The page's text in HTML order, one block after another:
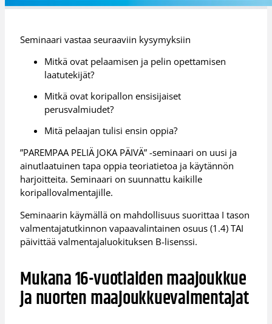
Seminaari vastaa seuraaviin kysymyksiin
Mitkä ovat pelaamisen ja pelin opettamisen
laatutekijät?
Mitkä ovat koripallon ensisijaiset
perusvalmiudet?
Mitä pelaajan tulisi ensin oppia?
”PAREMPAA PELIÄ JOKA PÄIVÄ” -seminaari on uusi ja
ainutlaatuinen tapa oppia teoriatietoa ja käytännön
harjoitteita. Seminaari on suunnattu kaikille
koripallovalmentajille.
Seminaarin käymällä on mahdollisuus suorittaa I tason
valmentajatutkinnon vapaavalintainen osuus (1.4) TAI
päivittää valmentajaluokituksen B-lisenssi.
Mukana 16-vuotiaiden maajoukkue
ja nuorten maajoukkuevalmentajat